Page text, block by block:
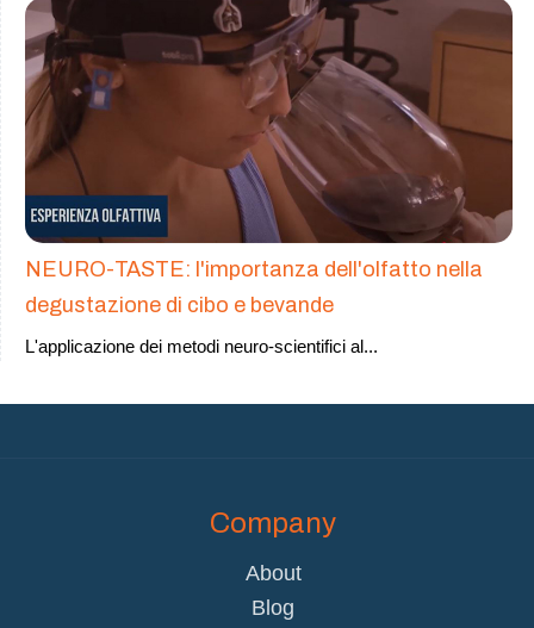
NEURO-TASTE: l'importanza dell'olfatto nella
degustazione di cibo e bevande
L'applicazione dei metodi neuro-scientifici al...
Company
About
Blog